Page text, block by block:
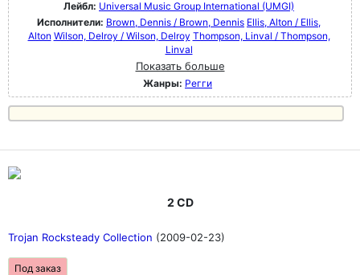
Лейбл: Universal Music Group International (UMGI)
Исполнители: Brown, Dennis / Brown, Dennis Ellis, Alton / Ellis,
Alton Wilson, Delroy / Wilson, Delroy Thompson, Linval / Thompson,
Linval
Показать больше
Жанры: Регги
2 CD
Trojan Rocksteady Collection (2009-02-23)
Под заказ